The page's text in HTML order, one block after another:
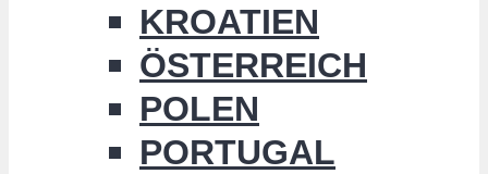
KROATIEN
ÖSTERREICH
POLEN
PORTUGAL